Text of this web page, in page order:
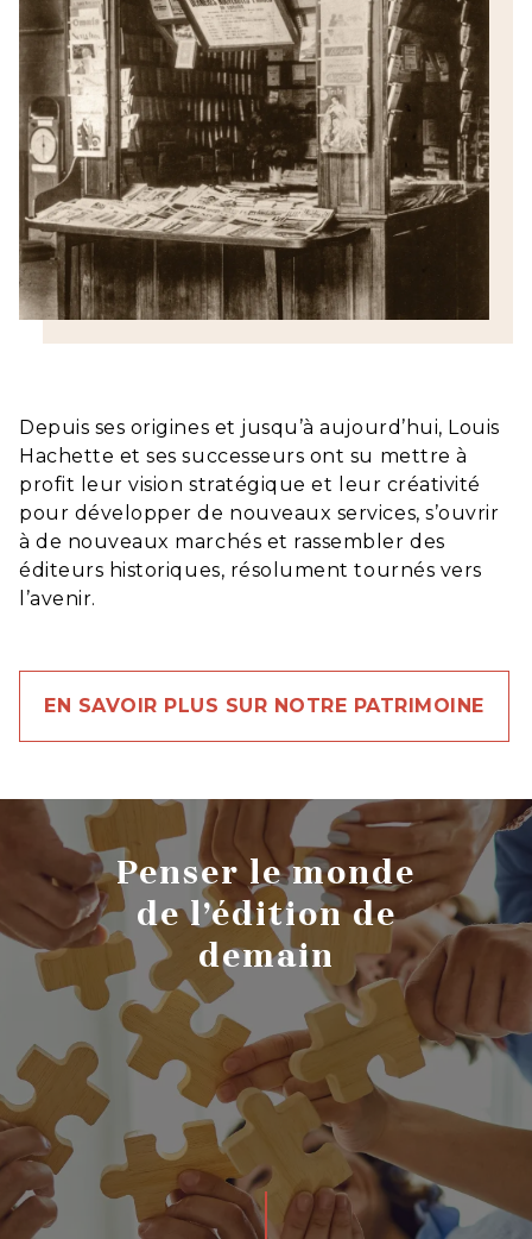
Depuis ses origines et jusqu’à aujourd’hui, Louis
Hachette et ses successeurs ont su mettre à
profit leur vision stratégique et leur créativité
pour développer de nouveaux services, s’ouvrir
à de nouveaux marchés et rassembler des
éditeurs historiques, résolument tournés vers
l’avenir.
EN SAVOIR PLUS SUR NOTRE PATRIMOINE
Penser le monde
de l’édition de
demain